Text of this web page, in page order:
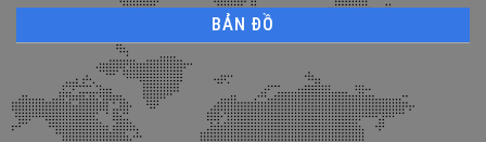
BẢN ĐỒ